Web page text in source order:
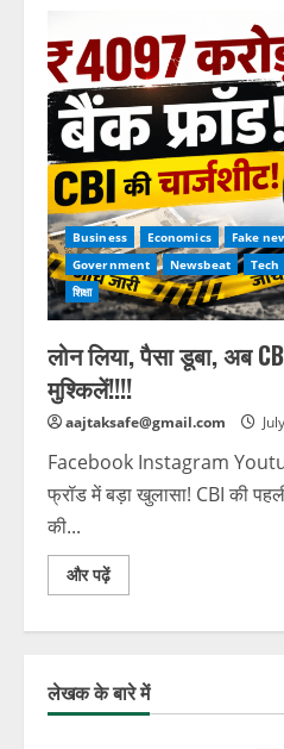
Business Economics Fake
Government
Newsbeat Tech
शिक्षा
लोन लिया, पैसा डूबा, अब
मुश्किलें!!!!
aajtaksafe@gmail.com
Facebook Instagram
फ्रॉड में बड़ा खुलासा! CBI की
की...
और पढ़ें
लेखक के बारे में